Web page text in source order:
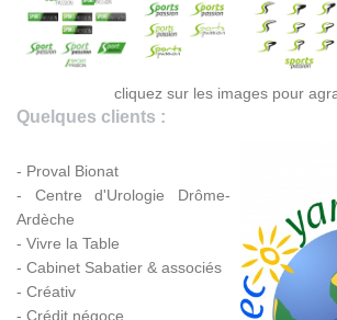
cliquez sur les images pour
Quelques clients :
- Proval Bionat
- Centre d'Urologie Drôme-
Ardèche
- Vivre la Table
- Cabinet Sabatier & associés
- Créativ
- Crédit négoce